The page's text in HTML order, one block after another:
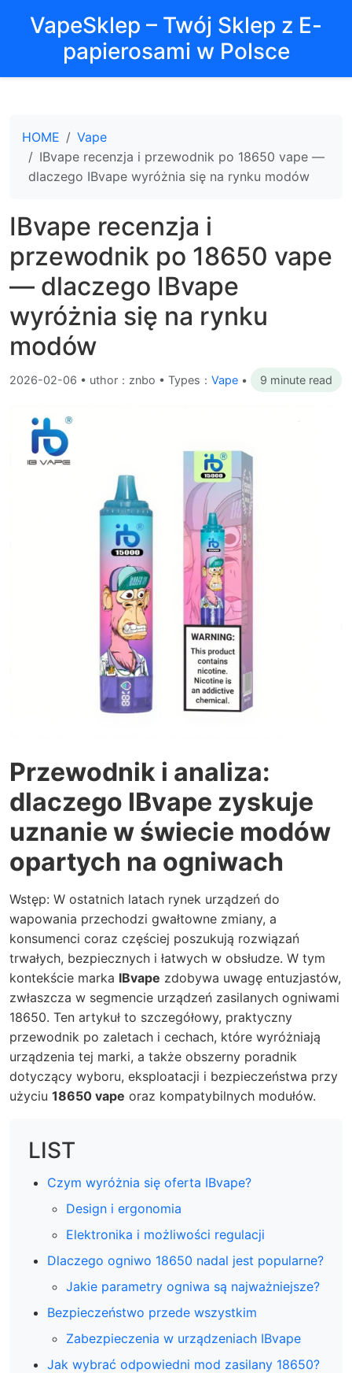
VapeSklep – Twój Sklep z E-
papierosami w Polsce
HOME
Vape
IBvape recenzja i przewodnik po 18650 vape —
dlaczego IBvape wyróżnia się na rynku modów
IBvape recenzja i
przewodnik po 18650 vape
— dlaczego IBvape
wyróżnia się na rynku
modów
2026-02-06 • uthor：znbo • Types： Vape • 9 minute read
Przewodnik i analiza:
dlaczego IBvape zyskuje
uznanie w świecie modów
opartych na ogniwach
Wstęp: W ostatnich latach rynek urządzeń do
wapowania przechodzi gwałtowne zmiany, a
konsumenci coraz częściej poszukują rozwiązań
trwałych, bezpiecznych i łatwych w obsłudze. W tym
kontekście marka IBvape zdobywa uwagę entuzjastów,
zwłaszcza w segmencie urządzeń zasilanych ogniwami
18650. Ten artykuł to szczegółowy, praktyczny
przewodnik po zaletach i cechach, które wyróżniają
urządzenia tej marki, a także obszerny poradnik
dotyczący wyboru, eksploatacji i bezpieczeństwa przy
użyciu 18650 vape oraz kompatybilnych modułów.
LIST
Czym wyróżnia się oferta IBvape?
Design i ergonomia
Elektronika i możliwości regulacji
Dlaczego ogniwo 18650 nadal jest popularne?
Jakie parametry ogniwa są najważniejsze?
Bezpieczeństwo przede wszystkim
Zabezpieczenia w urządzeniach IBvape
Jak wybrać odpowiedni mod zasilany 18650?